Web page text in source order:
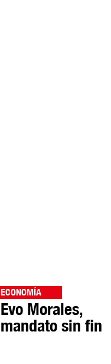
ECONOMÍA
Evo Morales,
mandato sin fin